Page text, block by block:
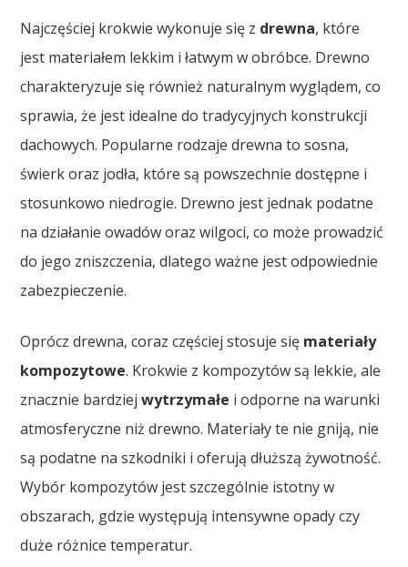
Najczęściej krokwie wykonuje się z drewna, które
jest materiałem lekkim i łatwym w obróbce. Drewno
charakteryzuje się również naturalnym wyglądem, co
sprawia, że jest idealne do tradycyjnych konstrukcji
dachowych. Popularne rodzaje drewna to sosna,
świerk oraz jodła, które są powszechnie dostępne i
stosunkowo niedrogie. Drewno jest jednak podatne
na działanie owadów oraz wilgoci, co może prowadzić
do jego zniszczenia, dlatego ważne jest odpowiednie
zabezpieczenie.
Oprócz drewna, coraz częściej stosuje się materiały
kompozytowe. Krokwie z kompozytów są lekkie, ale
znacznie bardziejwytrzymałe i odporne na warunki
atmosferyczne niż drewno. Materiały te nie gniją, nie
są podatne na szkodniki i oferują dłuższą żywotność.
Wybór kompozytów jest szczególnie istotny w
obszarach, gdzie występują intensywne opady czy
duże różnice temperatur.